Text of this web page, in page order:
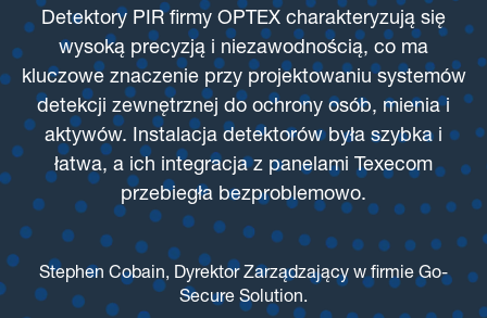
Detektory PIR firmy OPTEX charakteryzują się
wysoką precyzją i niezawodnością, co ma
kluczowe znaczenie przy projektowaniu systemów
detekcji zewnętrznej do ochrony osób, mienia i
aktywów. Instalacja detektorów była szybka i
łatwa, a ich integracja z panelami Texecom
przebiegła bezproblemowo.
Stephen Cobain, Dyrektor Zarządzający w firmie Go-
Secure Solution.